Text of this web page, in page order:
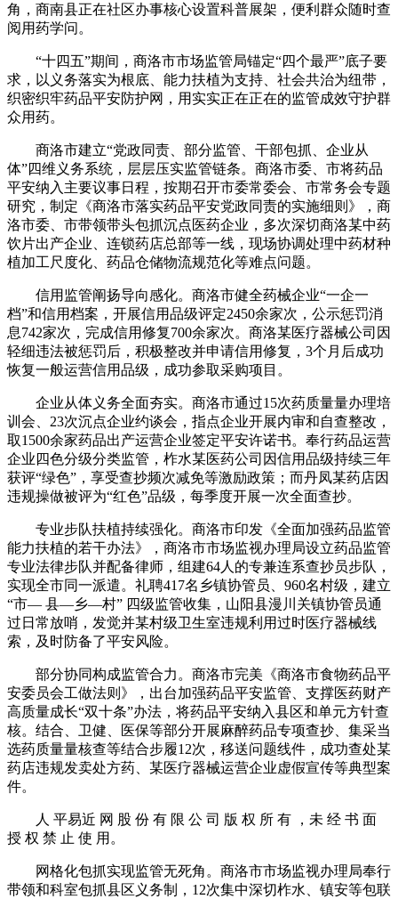
角，商南县正在社区办事核心设置科普展架，便利群众随时查
阅用药学问。
“十四五”期间，商洛市市场监管局锚定“四个最严”底子要
求，以义务落实为根底、能力扶植为支持、社会共治为纽带，
织密织牢药品平安防护网，用实实正在正在的监管成效守护群
众用药。
商洛市建立“党政同责、部分监管、干部包抓、企业从
体”四维义务系统，层层压实监管链条。商洛市委、市将药品
平安纳入主要议事日程，按期召开市委常委会、市常务会专题
研究，制定《商洛市落实药品平安党政同责的实施细则》，商
洛市委、市带领带头包抓沉点医药企业，多次深切商洛某中药
饮片出产企业、连锁药店总部等一线，现场协调处理中药材种
植加工尺度化、药品仓储物流规范化等难点问题。
信用监管阐扬导向感化。商洛市健全药械企业“一企一
档”和信用档案，开展信用品级评定2450余家次，公示惩罚消
息742家次，完成信用修复700余家次。商洛某医疗器械公司因
轻细违法被惩罚后，积极整改并申请信用修复，3个月后成功
恢复一般运营信用品级，成功参取采购项目。
企业从体义务全面夯实。商洛市通过15次药质量量办理培
训会、23次沉点企业约谈会，指点企业开展内审和自查整改，
取1500余家药品出产运营企业签定平安许诺书。奉行药品运营
企业四色分级分类监管，柞水某医药公司因信用品级持续三年
获评“绿色”，享受查抄频次减免等激励政策；而丹凤某药店因
违规操做被评为“红色”品级，每季度开展一次全面查抄。
专业步队扶植持续强化。商洛市印发《全面加强药品监管
能力扶植的若干办法》，商洛市市场监视办理局设立药品监管
专业法律步队并配备律师，组建64人的专兼连系查抄员步队，
实现全市同一派遣。礼聘417名乡镇协管员、960名村级，建立
“市— 县—乡—村” 四级监管收集，山阳县漫川关镇协管员通
过日常放哨，发觉并某村级卫生室违规利用过时医疗器械线
索，及时防备了平安风险。
部分协同构成监管合力。商洛市完美《商洛市食物药品平
安委员会工做法则》，出台加强药品平安监管、支撑医药财产
高质量成长“双十条”办法，将药品平安纳入县区和单元方针查
核。结合、卫健、医保等部分开展麻醉药品专项查抄、集采当
选药质量量核查等结合步履12次，移送问题线件，成功查处某
药店违规发卖处方药、某医疗器械运营企业虚假宣传等典型案
件。
人 平易近 网 股 份 有 限 公 司 版 权 所 有 ，未 经 书 面
授 权 禁 止 使 用。
网格化包抓实现监管无死角。商洛市市场监视办理局奉行
带领和科室包抓县区义务制，12次集中深切柞水、镇安等包联